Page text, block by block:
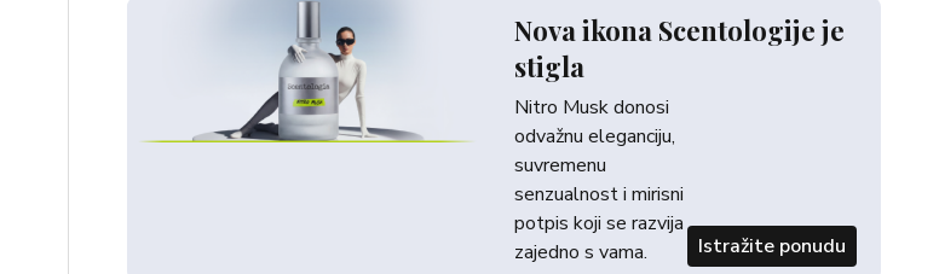
Nova ikona Scentologije je
stigla
Nitro Musk donosi
odvažnu eleganciju,
suvremenu
senzualnost i mirisni
potpis koji se razvija
zajedno s vama.
Istražite ponudu